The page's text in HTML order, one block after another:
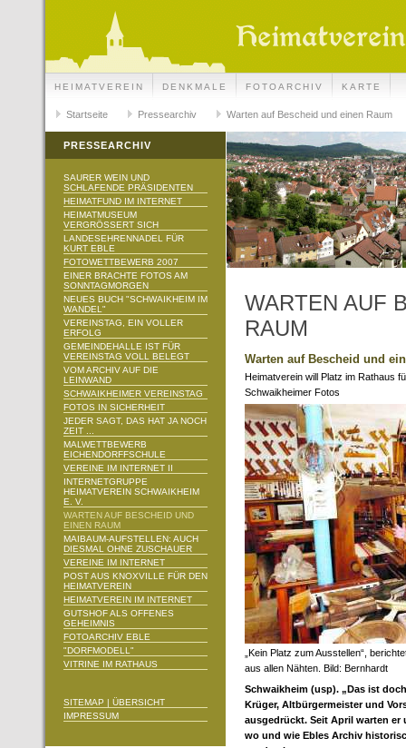
HEIMATVEREIN DENKMALE FOTOARCHIV KARTE
Startseite Pressearchiv Warten auf Bescheid und einen Raum
PRESSEARCHIV
SAURER WEIN UND
SCHLAFENDE PRÄSIDENTEN
HEIMATFUND IM INTERNET
HEIMATMUSEUM
VERGRÖSSERT SICH
LANDESEHRENNADEL FÜR
KURT EBLE
FOTOWETTBEWERB 2007
EINER BRACHTE FOTOS AM
SONNTAGMORGEN
NEUES BUCH "SCHWAIKHEIM IM
WANDEL"
VEREINSTAG, EIN VOLLER
ERFOLG
GEMEINDEHALLE IST FÜR
VEREINSTAG VOLL BELEGT
VOM ARCHIV AUF DIE
LEINWAND
SCHWAIKHEIMER VEREINSTAG
FOTOS IN SICHERHEIT
JEDER SAGT, DAS HAT JA NOCH
ZEIT ...
MALWETTBEWERB
EICHENDORFFSCHULE
VEREINE IM INTERNET II
INTERNETGRUPPE
HEIMATVEREIN SCHWAIKHEIM
E. V.
WARTEN AUF BESCHEID UND
EINEN RAUM
MAIBAUM-AUFSTELLEN: AUCH
DIESMAL OHNE ZUSCHAUER
VEREINE IM INTERNET
POST AUS KNOXVILLE FÜR DEN
HEIMATVEREIN
HEIMATVEREIN IM INTERNET
GUTSHOF ALS OFFENES
GEHEIMNIS
FOTOARCHIV EBLE
"DORFMODELL"
VITRINE IM RATHAUS
SITEMAP | ÜBERSICHT
IMPRESSUM
WARTEN AUF
RAUM
Warten auf Bescheid und
Heimatverein will Platz im Rathaus
Schwaikheimer Fotos
„Kein Platz zum Ausstellen“,
aus allen Nähten. Bild: Bernhardt
Schwaikheim (usp). „Das ist
Krüger, Altbürgermeister und
ausgedrückt. Seit April warten
wo und wie Ebles Archiv